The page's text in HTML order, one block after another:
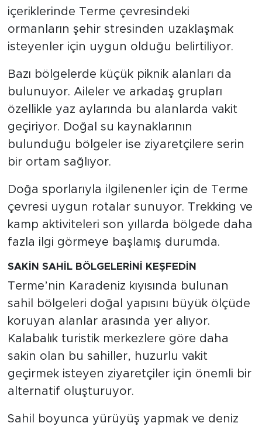
içeriklerinde Terme çevresindeki
ormanların şehir stresinden uzaklaşmak
isteyenler için uygun olduğu belirtiliyor.
Bazı bölgelerde küçük piknik alanları da
bulunuyor. Aileler ve arkadaş grupları
özellikle yaz aylarında bu alanlarda vakit
geçiriyor. Doğal su kaynaklarının
bulunduğu bölgeler ise ziyaretçilere serin
bir ortam sağlıyor.
Doğa sporlarıyla ilgilenenler için de Terme
çevresi uygun rotalar sunuyor. Trekking ve
kamp aktiviteleri son yıllarda bölgede daha
fazla ilgi görmeye başlamış durumda.
SAKİN SAHİL BÖLGELERİNİ KEŞFEDİN
Terme’nin Karadeniz kıyısında bulunan
sahil bölgeleri doğal yapısını büyük ölçüde
koruyan alanlar arasında yer alıyor.
Kalabalık turistik merkezlere göre daha
sakin olan bu sahiller, huzurlu vakit
geçirmek isteyen ziyaretçiler için önemli bir
alternatif oluşturuyor.
Sahil boyunca yürüyüş yapmak ve deniz